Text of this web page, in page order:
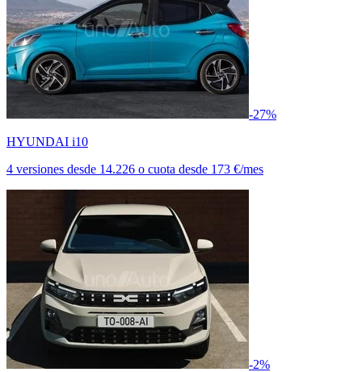
-27%
HYUNDAI i10
4 versiones desde 14.226 o cuota desde 173 €/mes
-2%